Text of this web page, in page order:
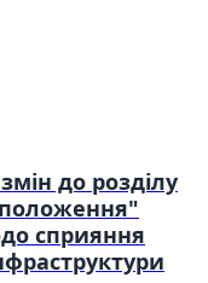
до розділу
положення"
сприяння